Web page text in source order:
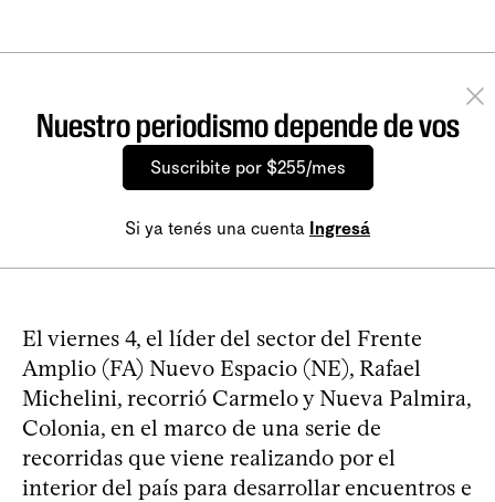
Nuestro periodismo depende de vos
Suscribite por $255/mes
Si ya tenés una cuenta Ingresá
El viernes 4, el líder del sector del Frente
Amplio (FA) Nuevo Espacio (NE), Rafael
Michelini, recorrió Carmelo y Nueva Palmira,
Colonia, en el marco de una serie de
recorridas que viene realizando por el
interior del país para desarrollar encuentros e